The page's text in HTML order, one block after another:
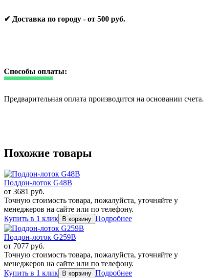
✔ Доставка по городу - от 500 руб.
Способы оплаты:
Предварительная оплата производится на основании счета.
Похожие товары
Поддон-лоток G48B
от 3681 руб.
Точную стоимость товара, пожалуйста, уточняйте у
менеджеров на сайте или по телефону.
Купить в 1 клик
Подробнее
Поддон-лоток G259B
от 7077 руб.
Точную стоимость товара, пожалуйста, уточняйте у
менеджеров на сайте или по телефону.
Купить в 1 клик
Подробнее